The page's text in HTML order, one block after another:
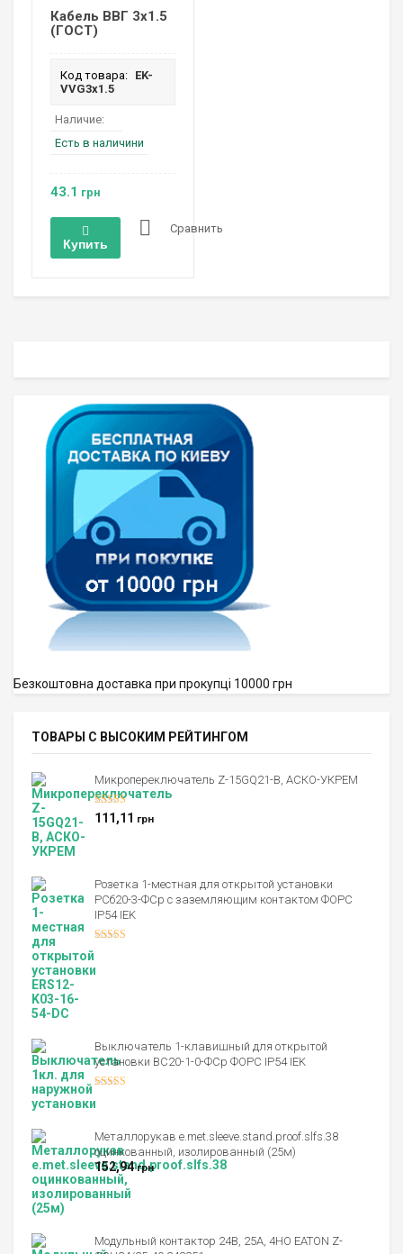
Кабель ВВГ 3х1.5
(ГОСТ)
Код товара: EK-
VVG3х1.5
Наличие:
Есть в наличини
43.1 грн
Купить
Сравнить
Безкоштовна доставка при прокупці 10000 грн
ТОВАРЫ С ВЫСОКИМ РЕЙТИНГОМ
Микропереключатель Z-15GQ21-B, АСКО-УКРЕМ
Оценка5.00
из 5
111,11 грн
Розетка 1-местная для открытой установки
РСб20-3-ФСр с заземляющим контактом ФОРС
IP54 IEK
Выключатель 1-клавишный для открытой
установки ВС20-1-0-ФСр ФОРС IP54 IEK
4.00
Металлорукав e.met.sleeve.stand.proof.slfs.38
оцинкованный, изолированный (25м)
152,94грн
Модульный контактор 24В, 25А, 4НО EATON Z-